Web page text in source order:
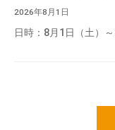
2026年8月1日
日時：8月1日（土）